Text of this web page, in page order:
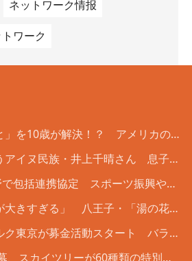
ネットワーク情报
ワーク
」を10歳が解決！？ アメリカの
田区立北糀谷小の挑戦
アイヌ民族・井上千晴さん 息子
ているような感覚」にさいなま
包括連携協定 スポーツ振興や健
大きすぎる」 八王子・「湯の花
族と向き合った13歳の思い
ク東京が募金活動スタート バラ
いられない」
、スカイツリーが60種類の特別ラ